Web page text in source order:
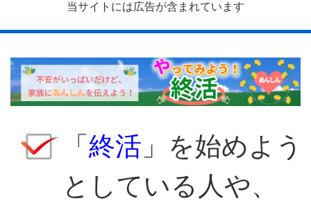
当サイトには広告が含まれています
「 終活 」を始めよう
としている人や、